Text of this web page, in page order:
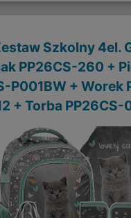
Szkolny 4el.
PP26CS-260 +
P001BW + Worek
+ Torba PP26CS-